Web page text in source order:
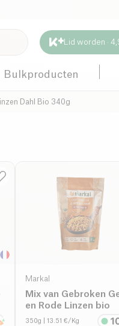
Lid worden ·
Bulkproducten
Dahl Bio 340g
Markal
Mix van Gebroken
en Rode Linzen bio
350g | 13.51 €/Kg